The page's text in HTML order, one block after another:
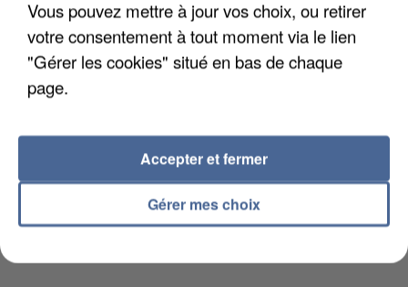
L’UN DES FONDATEURS SUPPOSÉS DE LA DZ
MAFIA INTERPELLÉ EN ALGÉRIE
Vous pouvez mettre à jour vos choix, ou retirer
votre consentement à tout moment via le lien
"Gérer les cookies" situé en bas de chaque
page.
Gérer mes choix
Accepter et fermer